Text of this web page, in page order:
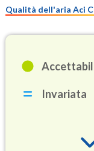
Qualità dell'aria Aci
Invariata